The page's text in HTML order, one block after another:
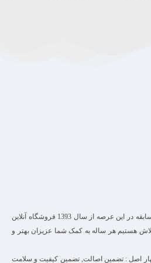
بانه لپ تاپ با بیش از پانزده سال سابقه در این عرصه از سال 1393 فروشگاه آنلاین
تلاش هستیم هر ساله به کمک شما عزیزان بهتر و
اصل : تضمین اصالت, تضمین کیفیت و سلامت